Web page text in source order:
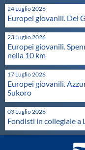
GUG
Scuole Nuoto
Propaganda
Centri Federali
Area Legislativa
24 Luglio 2026
Europei giovanili. Del
23 Luglio 2026
Europei giovanili.
nella 10 km
17 Luglio 2026
Europei giovanili.
Sukoro
03 Luglio 2026
Fondisti in collegiale